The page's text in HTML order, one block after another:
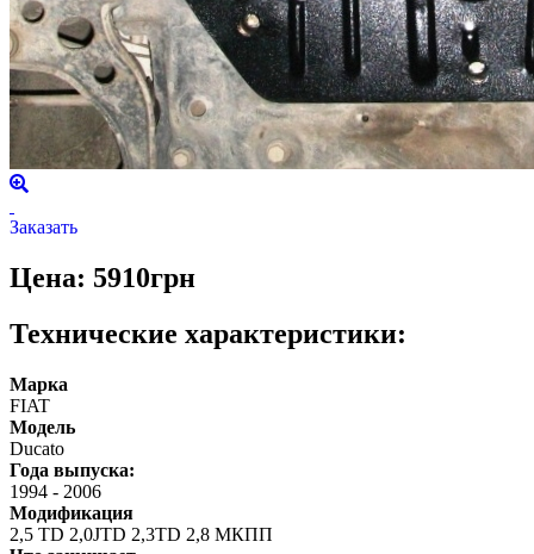
Заказать
Цена: 5910грн
Технические характеристики:
Марка
FIAT
Модель
Ducato
Года выпуска:
1994 - 2006
Модификация
2,5 TD 2,0JTD 2,3TD 2,8 МКПП